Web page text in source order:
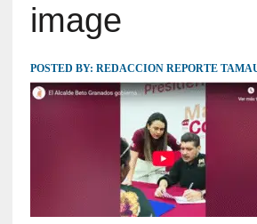
image
POSTED BY: REDACCION REPORTE